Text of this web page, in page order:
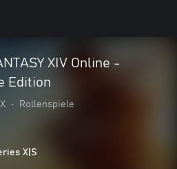
XIV Online -
Edition
• Rollenspiele
X|S